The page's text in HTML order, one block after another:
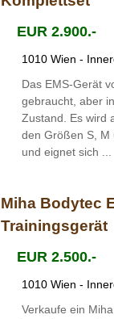
EUR 2.900.-
1010 Wien -
Das EMS-Gerät
gebraucht, aber
Zustand. Es wird
den Größen S, M
und eignet sich ...
Miha Bodytec
Trainingsgerät
EUR 2.500.-
1010 Wien -
Verkaufe ein